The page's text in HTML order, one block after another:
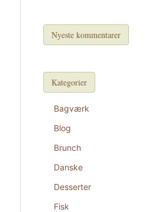
Nyeste kommentarer
Kategorier
Bagværk
Blog
Brunch
Danske
Desserter
Fisk